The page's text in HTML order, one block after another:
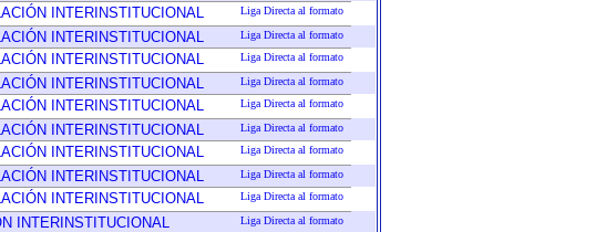
INTERINSTITUCIONAL Liga Directa al formato
INTERINSTITUCIONAL Liga Directa al formato
INTERINSTITUCIONAL Liga Directa al formato
INTERINSTITUCIONAL Liga Directa al formato
INTERINSTITUCIONAL Liga Directa al formato
INTERINSTITUCIONAL Liga Directa al formato
INTERINSTITUCIONAL Liga Directa al formato
INTERINSTITUCIONAL Liga Directa al formato
INTERINSTITUCIONAL Liga Directa al formato
INTERINSTITUCIONAL Liga Directa al formato